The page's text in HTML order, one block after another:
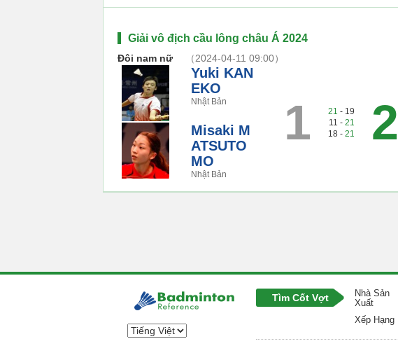
Giải vô địch cầu lông châu Á 2024
Đôi nam nữ （2024-04-11 09:00）
Yuki KAN
EKO
Nhật Bản
Misaki M
ATSUTO
MO
Nhật Bản
1 21 - 19
11 - 21
18 - 21 2
Tìm Cốt Vợt
Nhà Sản
Xuất
Xếp Hạng